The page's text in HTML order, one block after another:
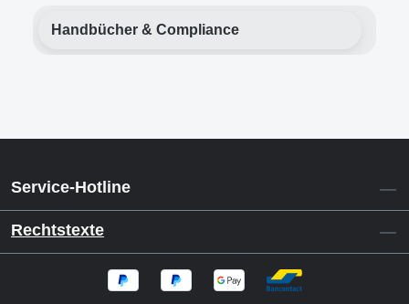
Handbücher & Compliance
Service-Hotline
Rechtstexte